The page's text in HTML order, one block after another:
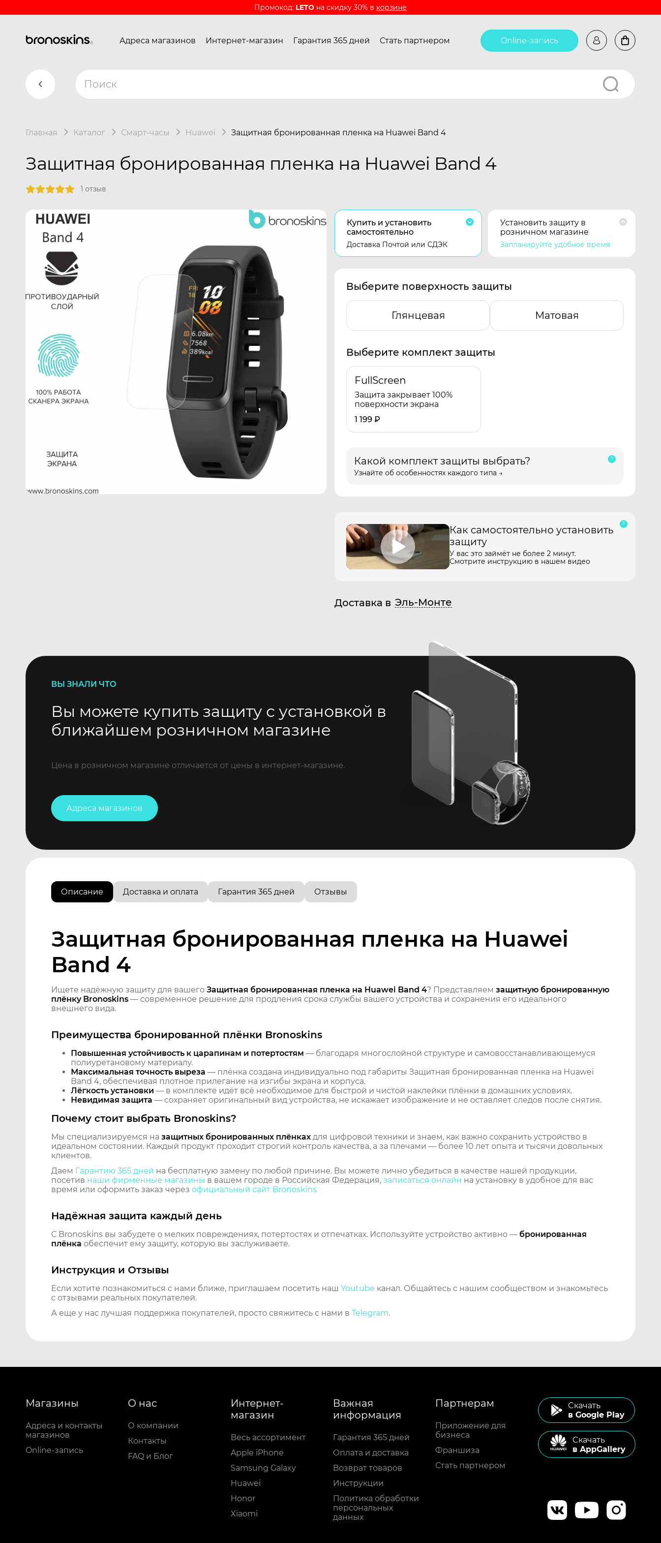
Промокод: LETO на скидку 30% в корзине
Адреса магазинов Интернет-магазин Гарантия 365 дней Стать партнером Online-запись
Главная Каталог Смарт-часы Huawei Защитная бронированная пленка на Huawei Band 4
Защитная бронированная пленка на Huawei Band 4
1 отзыв
Купить и установить
самостоятельно
Доставка Почтой или СДЭК
Установить защиту в
розничном магазине
Запланируйте удобное время
Выберите поверхность защиты
Глянцевая Матовая
Выберите комплект защиты
FullScreen
Защита закрывает 100%
поверхности экрана
1 199 ₽
Какой комплект защиты выбрать?
Узнайте об особенностях каждого типа →
Как самостоятельно установить
защиту
У вас это займёт не более 2 минут.
Смотрите инструкцию в нашем видео
Доставка в Эль-Монте
ВЫ ЗНАЛИ ЧТО
Вы можете купить защиту с установкой в
ближайшем розничном магазине
Цена в розничном магазине отличается от цены в интернет-магазине.
Адреса магазинов
Описание Доставка и оплата Гарантия 365 дней Отзывы
Защитная бронированная пленка на Huawei
Band 4
Ищете надёжную защиту для вашего Защитная бронированная пленка на Huawei Band 4? Представляем защитную бронированную
плёнку Bronoskins — современное решение для продления срока службы вашего устройства и сохранения его идеального
внешнего вида.
Преимущества бронированной плёнки Bronoskins
Повышенная устойчивость к царапинам и потертостям — благодаря многослойной структуре и самовосстанавливающемуся
полиуретановому материалу.
Максимальная точность выреза — плёнка создана индивидуально под габариты Защитная бронированная пленка на Huawei
Band 4, обеспечивая плотное прилегание на изгибы экрана и корпуса.
Лёгкость установки — в комплекте идёт всё необходимое для быстрой и чистой наклейки плёнки в домашних условиях.
Невидимая защита — сохраняет оригинальный вид устройства, не искажает изображение и не оставляет следов после снятия.
Почему стоит выбрать Bronoskins?
Мы специализируемся на защитных бронированных плёнках для цифровой техники и знаем, как важно сохранить устройство в
идеальном состоянии. Каждый продукт проходит строгий контроль качества, а за плечами — более 10 лет опыта и тысячи довольных
клиентов.
Даем Гарантию 365 дней на бесплатную замену по любой причине. Вы можете лично убедиться в качестве нашей продукции,
посетив наши фирменные магазины в вашем городе в Российская Федерация, записаться онлайн на установку в удобное для вас
время или оформить заказ через официальный сайт Bronoskins
Надёжная защита каждый день
С Bronoskins вы забудете о мелких повреждениях, потертостях и отпечатках. Используйте устройство активно — бронированная
плёнка обеспечит ему защиту, которую вы заслуживаете.
Инструкция и Отзывы
Если хотите познакомиться с нами ближе, приглашаем посетить наш Youtube канал. Общайтесь с нашим сообществом и знакомьтесь
с отзывами реальных покупателей.
А еще у нас лучшая поддержка покупателей, просто свяжитесь с нами в Telegram.
Магазины
Адреса и контакты
магазинов
Online-запись
О нас
О компании
Контакты
FAQ и Блог
Интернет-
магазин
Весь ассортимент
Apple iPhone
Samsung Galaxy
Huawei
Honor
Xiaomi
Важная
информация
Гарантия 365 дней
Оплата и доставка
Возврат товаров
Инструкции
Политика обработки
персональных
данных
Партнерам
Приложение для
бизнеса
Франшиза
Стать партнером
Cкачать
в Google Play
Cкачать
в AppGallery